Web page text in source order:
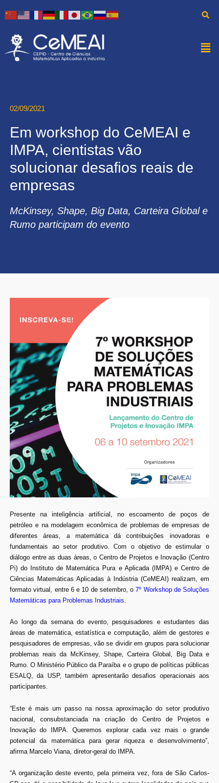
02/09/2021
Em workshop do CeMEAI e
IMPA, cientistas vão
solucionar desafios reais de
empresas
McKinsey, Shape, Big Data, Carteira Global e
Rumo participam do evento
Presente na inteligência artificial, no escoamento de poços de
petróleo e na modelagem econômica de problemas de empresas de
diferentes áreas, a matemática dá contribuições inovadoras e
fundamentais ao setor produtivo. Com o objetivo de estimular o
diálogo entre as duas áreas, o Centro de Projetos e Inovação (Centro
Pi) do Instituto de Matemática Pura e Aplicada (IMPA) e Centro de
Ciências Matemáticas Aplicadas à Indústria (CeMEAI) realizam, em
formato virtual, entre 6 e 10 de setembro, o7º Workshop de Soluções
Matemáticas para Problemas Industriais
Ao longo da semana do evento, pesquisadores e estudantes das
áreas de matemática, estatística e computação, além de gestores e
pesquisadores de empresas, vão se dividir em grupos para solucionar
problemas reais da McKinsey, Shape, Carteira Global, Big Data e
Rumo. O Ministério Público da Paraíba e o grupo de políticas públicas
ESALQ, da USP, também apresentarão desafios operacionais aos
participantes.
“Este é mais um passo na nossa aproximação do setor produtivo
nacional, consubstanciada na criação do Centro de Projetos e
Inovação do IMPA. Queremos explorar cada vez mais o grande
potencial da matemática para gerar riqueza e desenvolvimento”,
afirma Marcelo Viana, diretor-geral do IMPA.
“A organização deste evento, pela primeira vez, fora de São Carlos-